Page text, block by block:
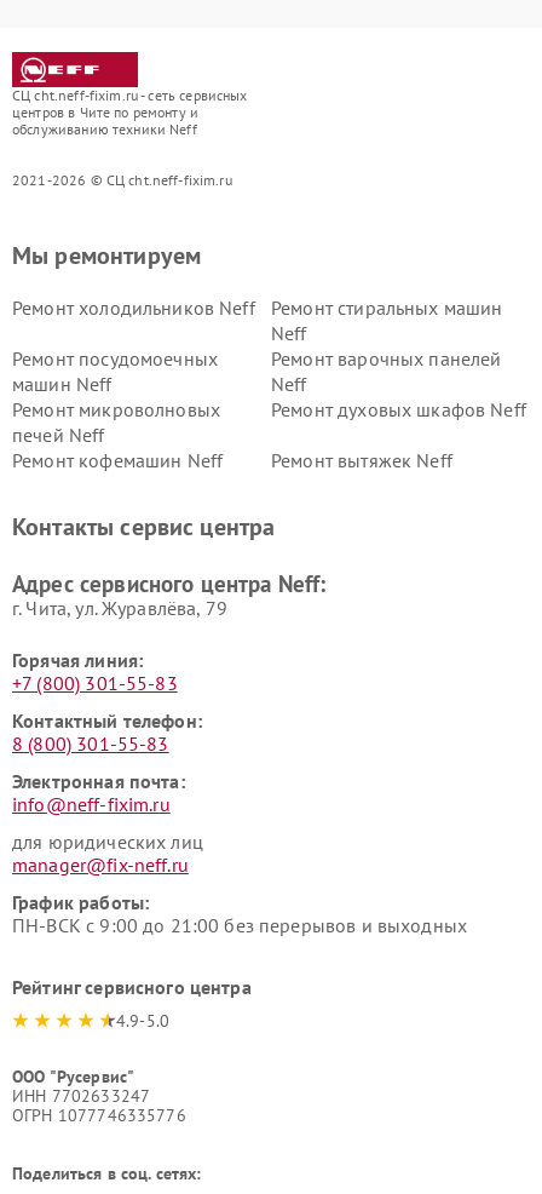
СЦ cht.neff-fixim.ru - сеть сервисных
центров в Чите по ремонту и
обслуживанию техники Neff
2021-2026 © СЦ cht.neff-fixim.ru
Мы ремонтируем
Ремонт холодильников Neff
Ремонт стиральных машин
Neff
Ремонт посудомоечных
машин Neff
Ремонт варочных панелей
Neff
Ремонт микроволновых
печей Neff
Ремонт духовых шкафов Neff
Ремонт кофемашин Neff Ремонт вытяжек Neff
Контакты сервис центра
Адрес сервисного центра Neff:
г. Чита, ул. Журавлёва, 79
Горячая линия:
+7 (800) 301-55-83
Контактный телефон:
8 (800) 301-55-83
Электронная почта:
info@neff-fixim.ru
для юридических лиц
manager@fix-neff.ru
График работы:
ПН-ВСК с 9:00 до 21:00 без перерывов и выходных
Рейтинг сервисного центра
4.9-5.0
ООО "Русервис"
ИНН 7702633247
ОГРН 1077746335776
Поделиться в соц. сетях: